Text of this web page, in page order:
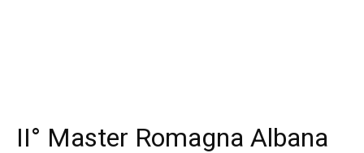
II° Master Romagna Albana